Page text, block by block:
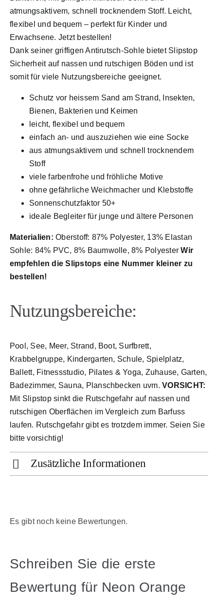
atmungsaktivem, schnell trocknendem Stoff. Leicht,
flexibel und bequem – perfekt für Kinder und
Erwachsene. Jetzt bestellen!
Dank seiner griffigen Antirutsch-Sohle bietet Slipstop
Sicherheit auf nassen und rutschigen Böden und ist
somit für viele Nutzungsbereiche geeignet.
Schutz vor heissem Sand am Strand, Insekten,
Bienen, Bakterien und Keimen
leicht, flexibel und bequem
einfach an- und auszuziehen wie eine Socke
aus atmungsaktivem und schnell trocknendem
Stoff
viele farbenfrohe und fröhliche Motive
ohne gefährliche Weichmacher und Klebstoffe
Sonnenschutzfaktor 50+
ideale Begleiter für junge und ältere Personen
Materialien: Oberstoff: 87% Polyester, 13% Elastan
Sohle: 84% PVC, 8% Baumwolle, 8% PolyesterWir
empfehlen die Slipstops eine Nummer kleiner zu
bestellen!
Nutzungsbereiche:
Pool, See, Meer, Strand, Boot, Surfbrett,
Krabbelgruppe, Kindergarten, Schule, Spielplatz,
Ballett, Fitnessstudio, Pilates & Yoga, Zuhause, Garten,
Badezimmer, Sauna, Planschbecken uvm.VORSICHT:
Mit Slipstop sinkt die Rutschgefahr auf nassen und
rutschigen Oberflächen im Vergleich zum Barfuss
laufen. Rutschgefahr gibt es trotzdem immer. Seien Sie
bitte vorsichtig!
Zusätzliche Informationen
Es gibt noch keine Bewertungen.
Schreiben Sie die erste
Bewertung für Neon Orange